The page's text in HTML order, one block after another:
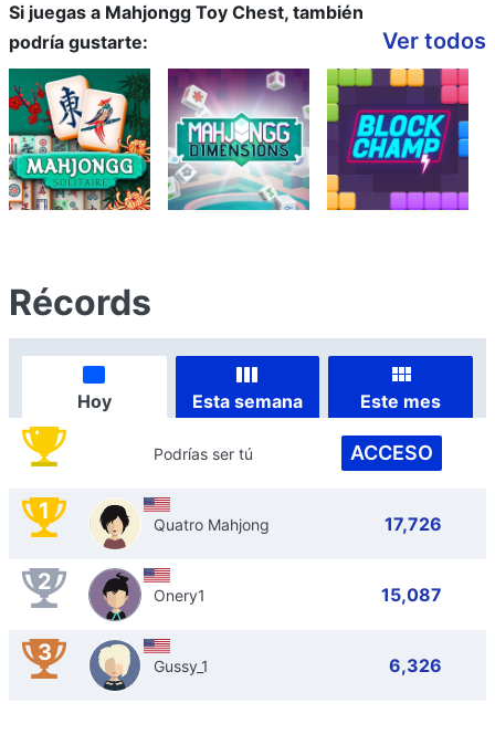
Si juegas a Mahjongg Toy Chest, también
podría gustarte:
Ver todos
Récords
Hoy Esta semana Este mes
Podrías ser tú ACCESO
1 Quatro Mahjong 17,726
2 Onery1 15,087
3 Gussy_1 6,326